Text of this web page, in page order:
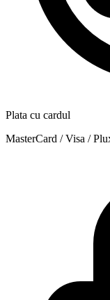
Plata cu cardul
MasterCard / Visa /